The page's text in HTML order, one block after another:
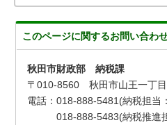
このページに関するお問い合わ
秋田市財政部 納税課
〒010-8560 秋田市山王一丁
電話：018-888-5481(納税担当
018-888-5483(納税推進担